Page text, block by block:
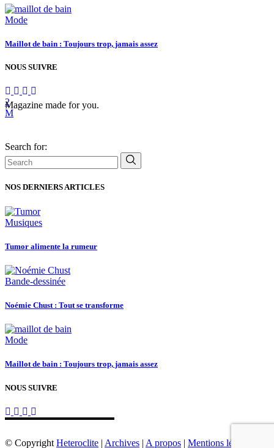
Mode
Maillot de bain : Toujours trop, jamais assez
NOUS SUIVRE
Magazine made for you.
Search for:
NOS DERNIERS ARTICLES
Musiques
Tumor alimente la rumeur
Bande-dessinée
Noémie Chust : Tout se transforme
Mode
Maillot de bain : Toujours trop, jamais assez
NOUS SUIVRE
© Copyright Heteroclite | Archives | A propos | Mentions légales